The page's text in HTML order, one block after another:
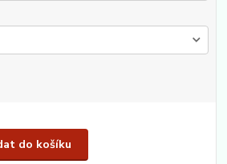
do košíku